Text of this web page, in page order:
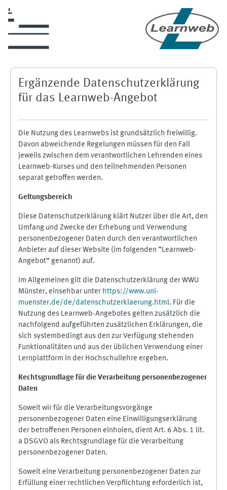
Ergänzende Datenschutzerklärung
für das Learnweb-Angebot
Die Nutzung des Learnwebs ist grundsätzlich freiwillig.
Davon abweichende Regelungen müssen für den Fall
jeweils zwischen dem verantwortlichen Lehrenden eines
Learnweb-Kurses und den teilnehmenden Personen
separat getroffen werden.
Geltungsbereich
Diese Datenschutzerklärung klärt Nutzer über die Art, den
Umfang und Zwecke der Erhebung und Verwendung
personenbezogener Daten durch den verantwortlichen
Anbieter auf dieser Website (im folgenden “Learnweb-
Angebot” genannt) auf.
Im Allgemeinen gilt die Datenschutzerklärung der WWU
Münster, einsehbar unter https://www.uni-
muenster.de/de/datenschutzerklaerung.html. Für die
Nutzung des Learnweb-Angebotes gelten zusätzlich die
nachfolgend aufgeführten zusätzlichen Erklärungen, die
sich systembedingt aus den zur Verfügung stehenden
Funktionalitäten und aus der üblichen Verwendung einer
Lernplattform in der Hochschullehre ergeben.
Rechtsgrundlage für die Verarbeitung personenbezogener
Daten
Soweit wir für die Verarbeitungsvorgänge
personenbezogener Daten eine Einwilligungserklärung
der betroffenen Personen einholen, dient Art. 6 Abs. 1 lit.
a DSGVO als Rechtsgrundlage für die Verarbeitung
personenbezogener Daten.
Soweit eine Verarbeitung personenbezogener Daten zur
Erfüllung einer rechtlichen Verpflichtung erforderlich ist,